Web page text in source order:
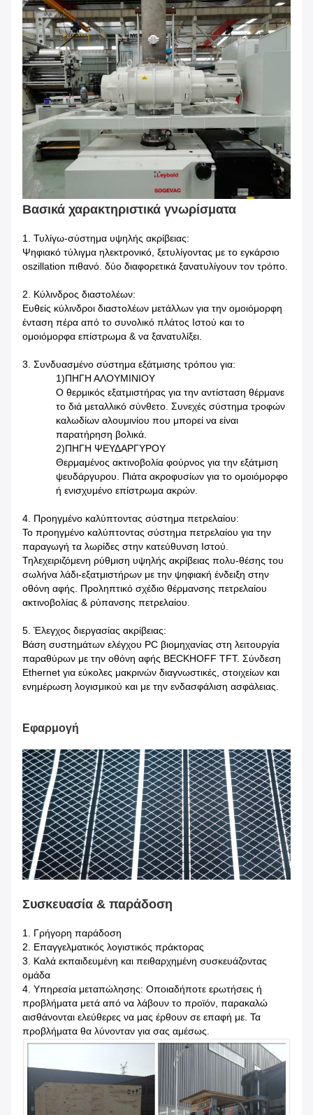
Βασικά χαρακτηριστικά γνωρίσματα
1. Τυλίγω-σύστημα υψηλής ακρίβειας:
Ψηφιακό τύλιγμα ηλεκτρονικό, ξετυλίγοντας με το εγκάρσιο
oszillation πιθανό. δύο διαφορετικά ξανατυλίγουν τον τρόπο.
2. Κύλινδρος διαστολέων:
Ευθείς κύλινδροι διαστολέων μετάλλων για την ομοιόμορφη
ένταση πέρα από το συνολικό πλάτος Ιστού και το
ομοιόμορφα επίστρωμα & να ξανατυλίξει.
3. Συνδυασμένο σύστημα εξάτμισης τρόπου για:
1)ΠΗΓΗ ΑΛΟΥΜΙΝΙΟΥ
Ο θερμικός εξατμιστήρας για την αντίσταση θέρμανε
το διά μεταλλικό σύνθετο. Συνεχές σύστημα τροφών
καλωδίων αλουμινίου που μπορεί να είναι
παρατήρηση βολικά.
2)ΠΗΓΗ ΨΕΥΔΑΡΓΥΡΟΥ
Θερμαμένος ακτινοβολία φούρνος για την εξάτμιση
ψευδάργυρου. Πιάτα ακροφυσίων για το ομοιόμορφο
ή ενισχυμένο επίστρωμα ακρών.
4. Προηγμένο καλύπτοντας σύστημα πετρελαίου:
Το προηγμένο καλύπτοντας σύστημα πετρελαίου για την
παραγωγή τα λωρίδες στην κατεύθυνση Ιστού.
Τηλεχειριζόμενη ρύθμιση υψηλής ακρίβειας πολυ-θέσης του
σωλήνα λάδι-εξατμιστήρων με την ψηφιακή ένδειξη στην
οθόνη αφής. Προληπτικό σχέδιο θέρμανσης πετρελαίου
ακτινοβολίας & ρύπανσης πετρελαίου.
5. Έλεγχος διεργασίας ακρίβειας:
Βάση συστημάτων ελέγχου PC βιομηχανίας στη λειτουργία
παραθύρων με την οθόνη αφής BECKHOFF TFT. Σύνδεση
Ethernet για εύκολες μακρινών διαγνωστικές, στοιχείων και
ενημέρωση λογισμικού και με την ενδασφάλιση ασφάλειας.
Εφαρμογή
Συσκευασία & παράδοση
1. Γρήγορη παράδοση
2. Επαγγελματικός λογιστικός πράκτορας
3. Καλά εκπαιδευμένη και πειθαρχημένη συσκευάζοντας
ομάδα
4. Υπηρεσία μεταπώλησης: Οποιαδήποτε ερωτήσεις ή
προβλήματα μετά από να λάβουν το προϊόν, παρακαλώ
αισθάνονται ελεύθερες να μας έρθουν σε επαφή με. Τα
προβλήματα θα λύνονταν για σας αμέσως.